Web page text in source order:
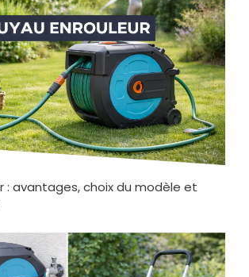
: avantages, choix du modèle et